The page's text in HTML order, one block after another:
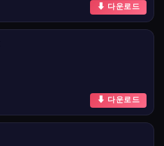
⬇ 다운로드
⬇ 다운로드